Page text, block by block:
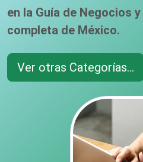
en la Guía de Negocios
completa de México.
Ver otras Categorías...